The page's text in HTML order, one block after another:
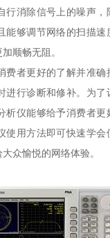
行消除信号上的噪声，
能够调节网络的扫描速
顺畅无阻。
费者更好的了解并准
进行诊断和修补。为了
析仪能够给予消费者
使用方法即可快速学会
众愉悦的网络体验。